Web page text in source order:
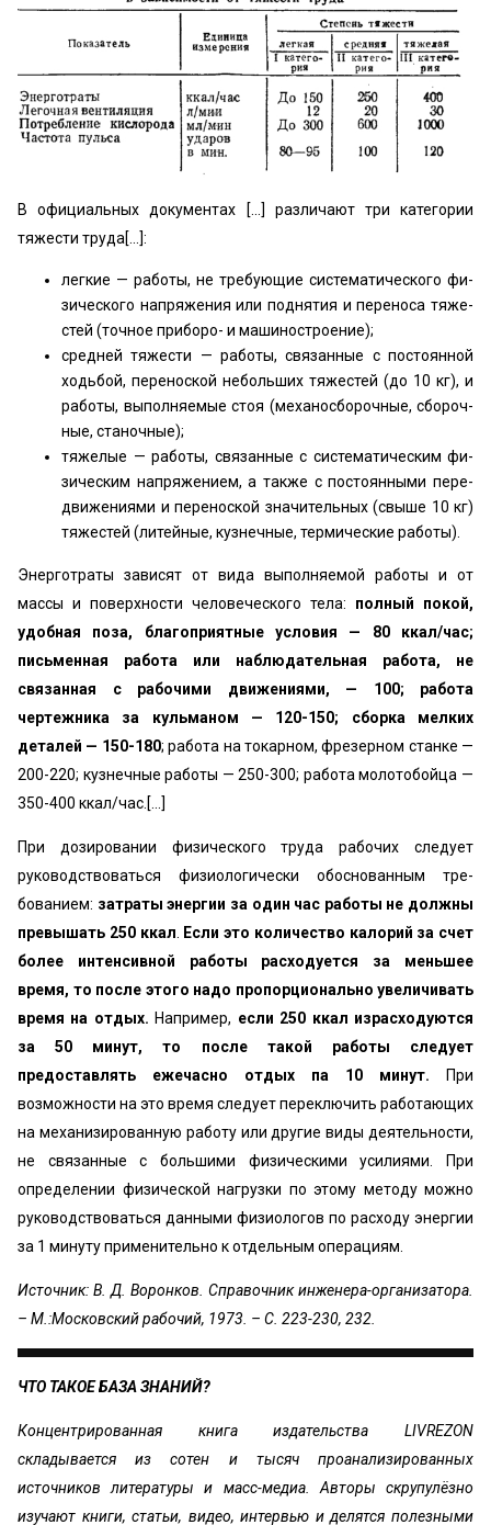
В официальных документах [...] различают три категории
тяжести труда[...]:
легкие — работы, не требующие систематического фи­
зического напряжения или поднятия и переноса тяже­
стей (точное приборо- и машиностроение);
средней тяжести — работы, связанные с постоянной
ходьбой, переноской небольших тяжестей (до 10 кг), и
работы, выполняемые стоя (механосборочные, сбороч­
ные, станочные);
тяжелые — работы, связанные с систематическим фи­
зическим напряжением, а также с постоянными пере­
движениями и переноской значительных (свыше 10 кг)
тяжестей (литейные, кузнечные, термические работы).
Энерготраты зависят от вида выполняемой работы и от
массы и поверхности человеческого тела: полный покой,
удобная поза, благоприятные условия — 80 ккал/час;
письменная работа или наблюдательная ра­бота, не
связанная с рабочими движениями, — 100; рабо­та
чертежника за кульманом — 120-150; сборка мелких
деталей — 150-180; работа на токарном, фрезерном станке —
200-220; кузнечные работы — 250-300; ра­бота молотобойца —
350-400 ккал/час.[...]
При дозировании физического труда рабочих следует
руководствоваться физиологически обоснованным тре­
бованием: затраты энергии за один час работы не дол­жны
превышать 250 ккал
Если это количество калорий за счет
более интенсивной работы расходуется за мень­шее
время, то после этого надо пропорционально уве­личивать
время на отдых. Например, если 250 ккал из­расходуются
за 50 минут, то после такой работы сле­дует
предоставлять ежечасно отдых па 10 минут. При
возможности на это время следует переключить рабо­тающих
на механизированную работу или другие виды деятельности,
не связанные с большими физическими усилиями. При
определении физической нагрузки по этому методу можно
руководствоваться данными фи­зиологов по расходу энергии
за 1 минуту применитель­но к отдельным операциям.
Источник: В. Д. Воронков. Справочник инженера-организатора.
– М.:Московский рабочий, 1973. – С. 223-230, 232.
ЧТО ТАКОЕ БАЗА ЗНАНИЙ?
Концентрированная книга издательства LIVREZON
складывается из сотен и тысяч проанализированных
источников литературы и масс-медиа. Авторы скрупулёзно
изучают книги, статьи, видео, интервью и делятся полезными